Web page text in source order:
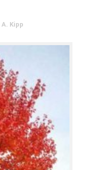
A. Kipp